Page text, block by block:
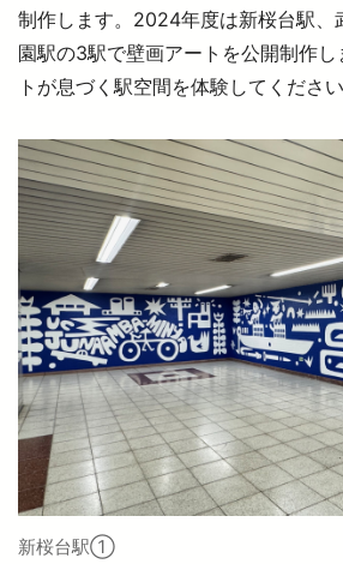
制作します。2024年度は新桜台駅、
園駅の3駅で壁画アートを公開制作
トが息づく駅空間を体験してください
新桜台駅①